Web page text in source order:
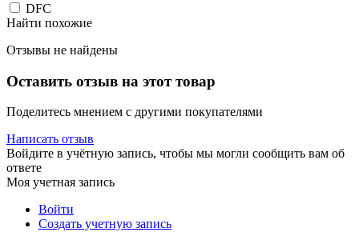
DFC
Найти похожие
Отзывы не найдены
Оставить отзыв на этот товар
Поделитесь мнением с другими покупателями
Написать отзыв
Войдите в учётную запись, чтобы мы могли сообщить вам об
ответе
Моя учетная запись
Войти
Создать учетную запись